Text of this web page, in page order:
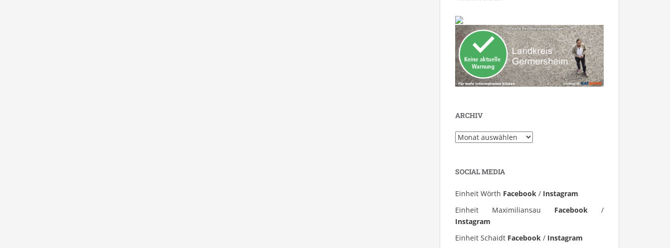
ARCHIV
Archiv
SOCIAL MEDIA
Einheit Wörth Facebook / Instagram
Einheit Maximiliansau Facebook /
Instagram
Einheit Schaidt Facebook / Instagram